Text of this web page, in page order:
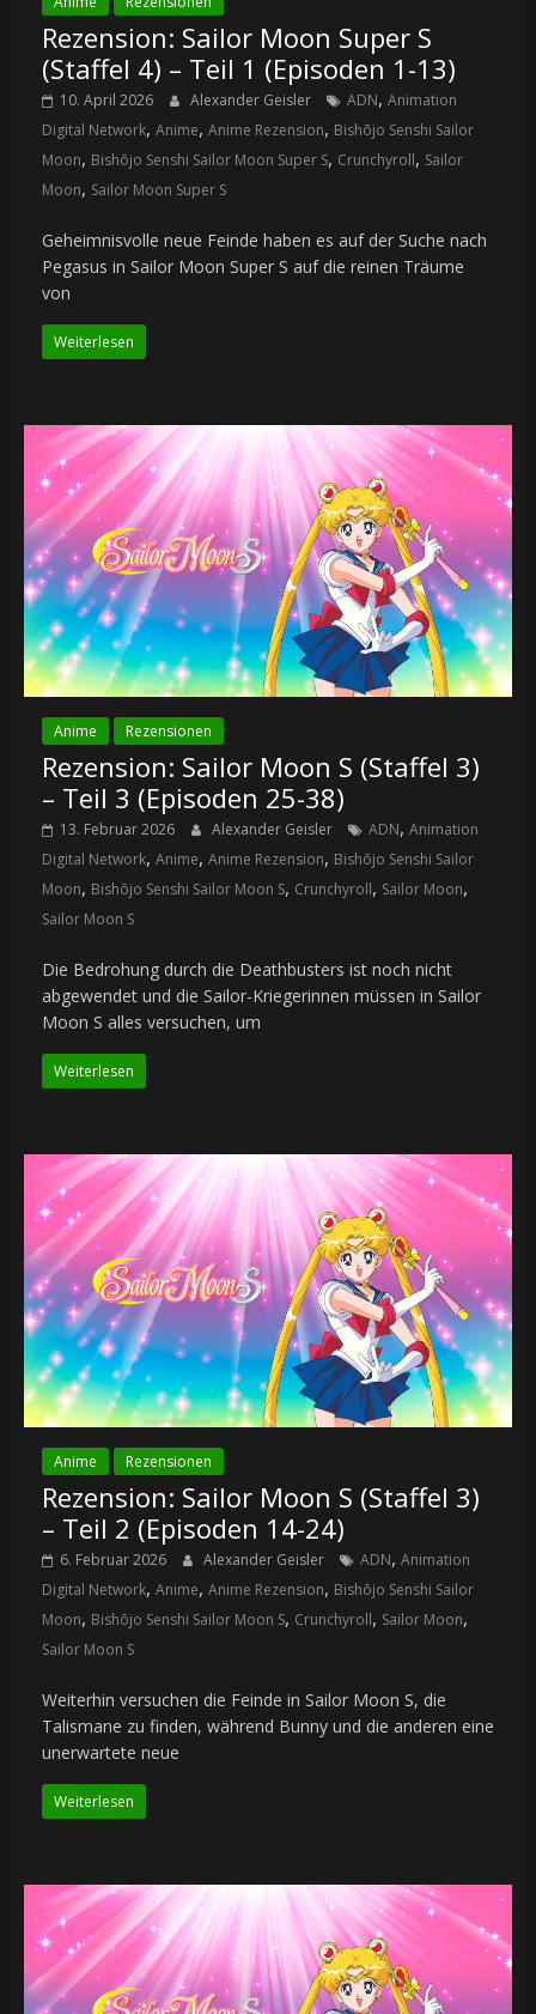
Rezension: Sailor Moon Super S
(Staffel 4) – Teil 1 (Episoden 1-13)
10. April 2026 Alexander Geisler ADN, Animation
Digital Network, Anime, Anime Rezension, Bishōjo Senshi Sailor
Moon, Bishōjo Senshi Sailor Moon Super S, Crunchyroll, Sailor
Moon, Sailor Moon Super S
Geheimnisvolle neue Feinde haben es auf der Suche nach
Pegasus in Sailor Moon Super S auf die reinen Träume
von
Weiterlesen
Anime Rezensionen
Rezension: Sailor Moon S (Staffel 3)
– Teil 3 (Episoden 25-38)
13. Februar 2026 Alexander Geisler ADN, Animation
Digital Network, Anime, Anime Rezension, Bishōjo Senshi Sailor
Moon, Bishōjo Senshi Sailor Moon S, Crunchyroll, Sailor Moon,
Sailor Moon S
Die Bedrohung durch die Deathbusters ist noch nicht
abgewendet und die Sailor-Kriegerinnen müssen in Sailor
Moon S alles versuchen, um
Weiterlesen
Anime Rezensionen
Rezension: Sailor Moon S (Staffel 3)
– Teil 2 (Episoden 14-24)
6. Februar 2026 Alexander Geisler ADN, Animation
Digital Network, Anime, Anime Rezension, Bishōjo Senshi Sailor
Moon, Bishōjo Senshi Sailor Moon S, Crunchyroll, Sailor Moon,
Sailor Moon S
Weiterhin versuchen die Feinde in Sailor Moon S, die
Talismane zu finden, während Bunny und die anderen eine
unerwartete neue
Weiterlesen